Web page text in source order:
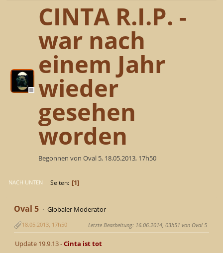
CINTA R.I.P. -
war nach
einem Jahr
wieder
gesehen
worden
Begonnen von Oval 5, 18.05.2013, 17h50
NACH UNTEN Seiten 1
Oval 5 Globaler Moderator
18.05.2013, 17h50 Letzte Bearbeitung: 16.06.2014, 03h51 von Oval 5
Update 19.9.13 -Cinta ist tot